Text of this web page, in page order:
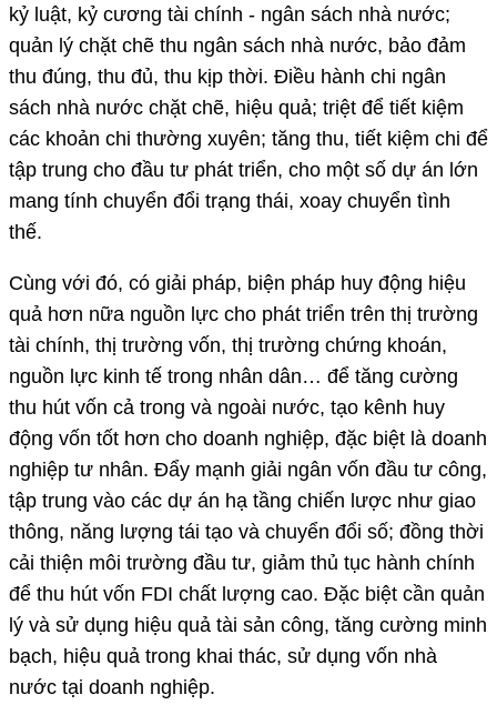
kỷ luật, kỷ cương tài chính - ngân sách nhà nước;
quản lý chặt chẽ thu ngân sách nhà nước, bảo đảm
thu đúng, thu đủ, thu kịp thời. Điều hành chi ngân
sách nhà nước chặt chẽ, hiệu quả; triệt để tiết kiệm
các khoản chi thường xuyên; tăng thu, tiết kiệm chi để
tập trung cho đầu tư phát triển, cho một số dự án lớn
mang tính chuyển đổi trạng thái, xoay chuyển tình
thế.
Cùng với đó, có giải pháp, biện pháp huy động hiệu
quả hơn nữa nguồn lực cho phát triển trên thị trường
tài chính, thị trường vốn, thị trường chứng khoán,
nguồn lực kinh tế trong nhân dân… để tăng cường
thu hút vốn cả trong và ngoài nước, tạo kênh huy
động vốn tốt hơn cho doanh nghiệp, đặc biệt là doanh
nghiệp tư nhân. Đẩy mạnh giải ngân vốn đầu tư công,
tập trung vào các dự án hạ tầng chiến lược như giao
thông, năng lượng tái tạo và chuyển đổi số; đồng thời
cải thiện môi trường đầu tư, giảm thủ tục hành chính
để thu hút vốn FDI chất lượng cao. Đặc biệt cần quản
lý và sử dụng hiệu quả tài sản công, tăng cường minh
bạch, hiệu quả trong khai thác, sử dụng vốn nhà
nước tại doanh nghiệp.